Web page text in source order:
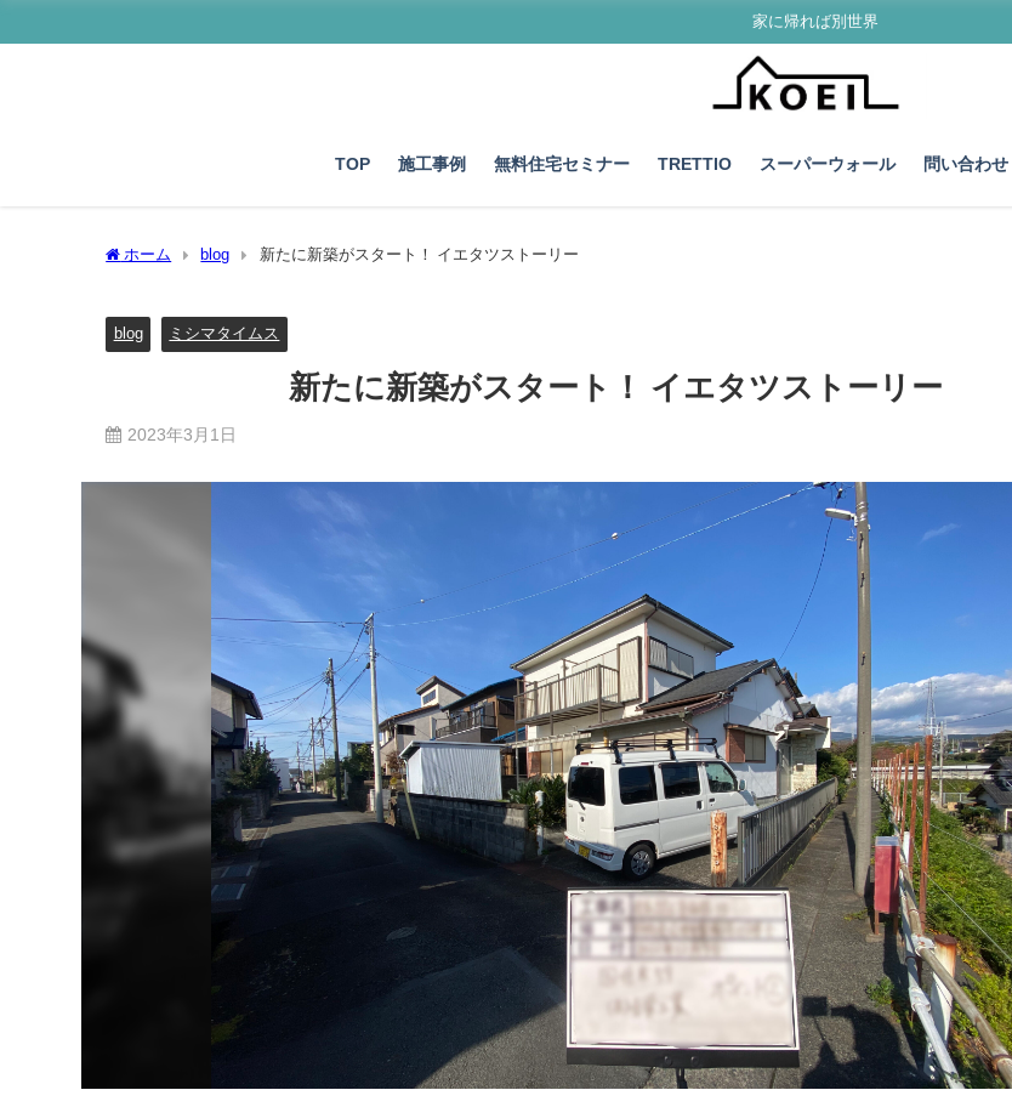
家に帰れば別世界
TOP 施工事例 無料住宅セミナー TRETTIO スーパーウォール 問い合わせ
ホーム blog 新たに新築がスタート！ イエタツストーリー
blog ミシマタイムス
新たに新築がスタート！ イエタツストーリー
2023年3月1日